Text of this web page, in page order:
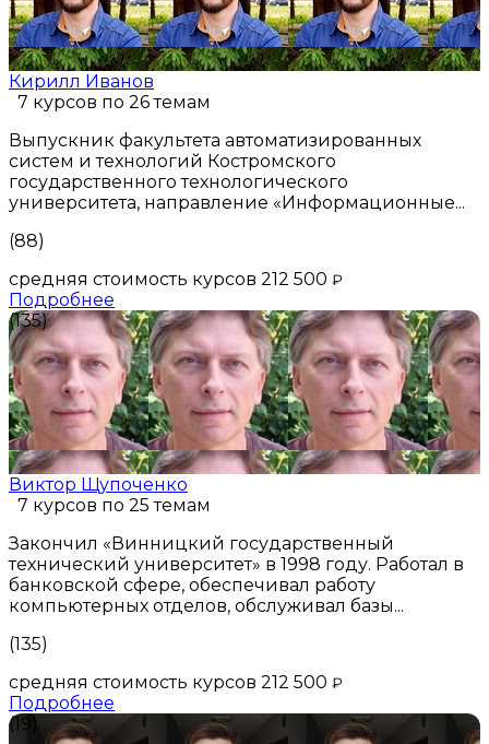
Кирилл Иванов
7 курсов по 26 темам
Выпускник факультета автоматизированных
систем и технологий Костромского
государственного технологического
университета, направление «Информационные...
(88)
средняя стоимость курсов 212 500 ₽
Подробнее
(135)
Виктор Щупоченко
7 курсов по 25 темам
Закончил «Винницкий государственный
технический университет» в 1998 году. Работал в
банковской сфере, обеспечивал работу
компьютерных отделов, обслуживал базы...
(135)
средняя стоимость курсов 212 500 ₽
Подробнее
(19)